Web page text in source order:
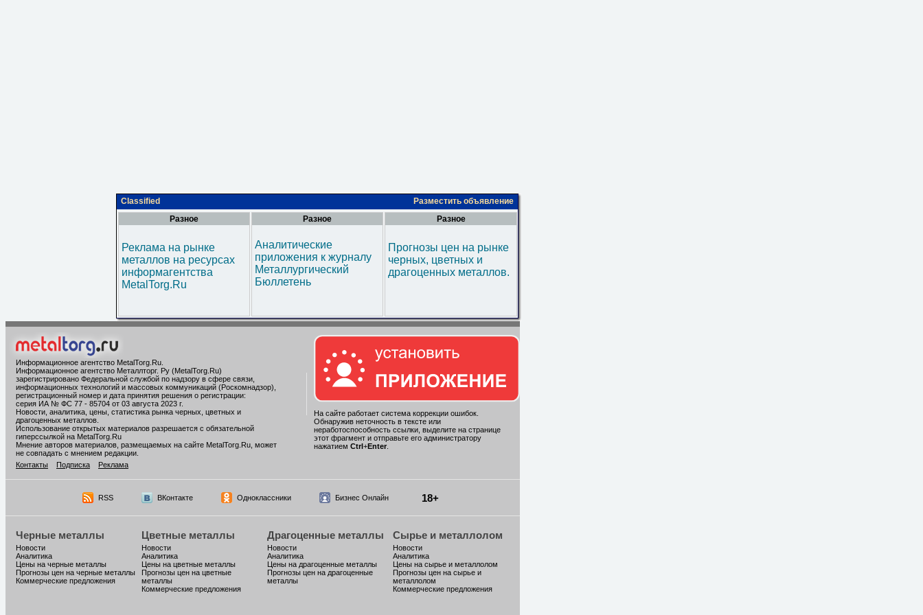
Classified
Разместить объявление
Разное
Реклама на рынке
металлов на ресурсах
информагентства
MetalTorg.Ru
Разное
Аналитические
приложения к журналу
Металлургический
Бюллетень
Разное
Прогнозы цен на рынке
черных, цветных и
драгоценных металлов.
Информационное агентство MetalTorg.Ru
Информационное агентство Металлторг. Ру (MetalTorg.Ru)
зарегистрировано Федеральной службой по надзору в сфере связи,
информационных технологий и массовых коммуникаций (Роскомнадзор),
регистрационный номер и дата принятия решения о регистрации:
серия ИА № ФС 77 - 85704 от 03 августа 2023 г.
Новости, аналитика, цены, статистика рынка черных, цветных и
драгоценных металлов.
Использование открытых материалов разрешается с обязательной
гиперссылкой на MetalTorg.Ru
Мнение авторов материалов, размещаемых на сайте MetalTorg.Ru, может
не совпадать с мнением редакции.
Контакты
Подписка Реклама
На сайте работает система коррекции ошибок.
Обнаружив неточность в тексте или
неработоспособность ссылки, выделите на странице
этот фрагмент и отправьте его администратору
нажатием Ctrl +Enter.
RSS ВКонтакте Одноклассники Бизнес Онлайн 18+
Черные металлы
Новости
Аналитика
Цены на черные металлы
Прогнозы цен на черные металлы
Коммерческие предложения
Цветные металлы
Новости
Аналитика
Цены на цветные металлы
Прогнозы цен на цветные
металлы
Коммерческие предложения
Драгоценные металлы
Новости
Аналитика
Цены на драгоценные металлы
Прогнозы цен на драгоценные
металлы
Сырье и металлолом
Новости
Аналитика
Цены на сырье и металлолом
Прогнозы цен на сырье и
металлолом
Коммерческие предложения